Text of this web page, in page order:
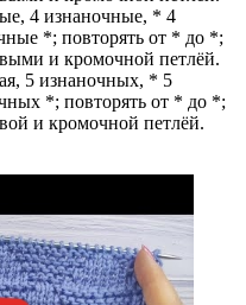
4 изнаночные, * 4
*; повторять от * до *;
и кромочной петлёй.
5 изнаночных, * 5
*; повторять от * до *;
и кромочной петлёй.